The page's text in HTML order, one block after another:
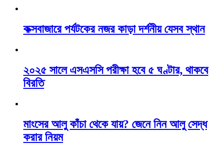
কক্সবাজারে পর্যটকের নজর কাড়া দর্শনীয় যেসব স্থান
২০২৫ সালে এসএসসি পরীক্ষা হবে ৫ ঘণ্টার, থাকবে
বিরতি
মাংসের আলু কাঁচা থেকে যায়? জেনে নিন আলু সেদ্ধ
করার নিয়ম